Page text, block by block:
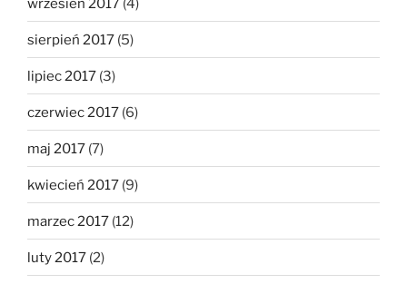
wrzesień 2017 (4)
sierpień 2017 (5)
lipiec 2017 (3)
czerwiec 2017 (6)
maj 2017 (7)
kwiecień 2017 (9)
marzec 2017 (12)
luty 2017 (2)